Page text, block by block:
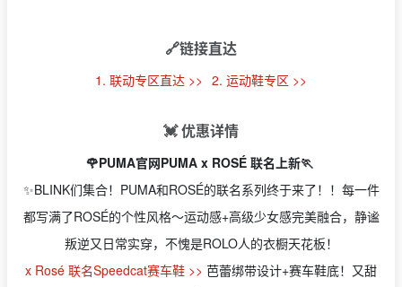
🔗链接直达
1. 联动专区直达 >> 2. 运动鞋专区 >>
💓 优惠详情
🌹PUMA官网PUMA x ROSÉ 联名上新🏃
✨BLINK们集合！PUMA和ROSÉ的联名系列终于来了！！每一件
都写满了ROSÉ的个性风格～运动感+高级少女感完美融合，静谧
叛逆又日常实穿，不愧是ROLO人的衣橱天花板！
x Rosé 联名Speedcat赛车鞋 >> 芭蕾绑带设计+赛车鞋底！又甜